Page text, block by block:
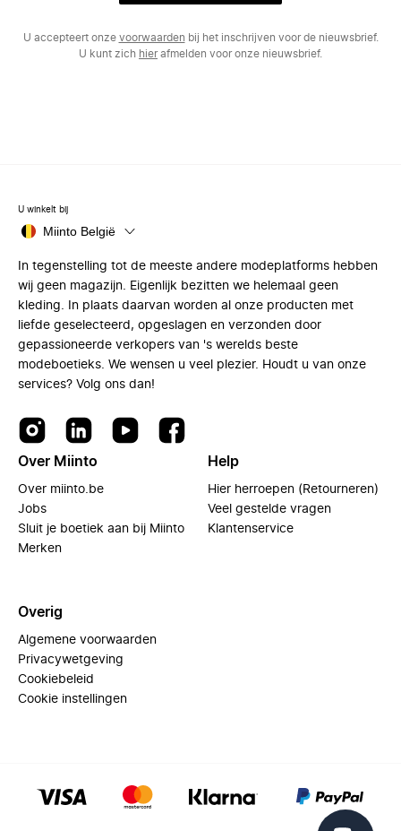
U accepteert onze voorwaarden bij het inschrijven voor de nieuwsbrief.
U kunt zich hierafmelden voor onze nieuwsbrief.
U winkelt bij
Miinto België
In tegenstelling tot de meeste andere modeplatforms hebben
wij geen magazijn. Eigenlijk bezitten we helemaal geen
kleding. In plaats daarvan worden al onze producten met
liefde geselecteerd, opgeslagen en verzonden door
gepassioneerde verkopers van 's werelds beste
modeboetieks. We wensen u veel plezier. Houdt u van onze
services? Volg ons dan!
Over Miinto
Over miinto.be
Jobs
Sluit je boetiek aan bij Miinto
Merken
Help
Hier herroepen (Retourneren)
Veel gestelde vragen
Klantenservice
Overig
Algemene voorwaarden
Privacywetgeving
Cookiebeleid
Cookie instellingen